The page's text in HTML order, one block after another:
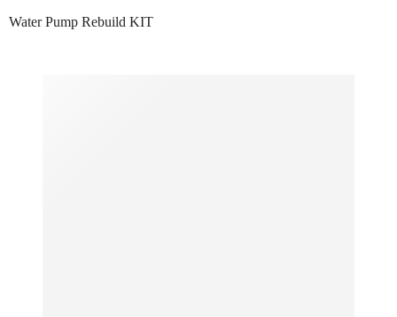
Water Pump Rebuild KIT